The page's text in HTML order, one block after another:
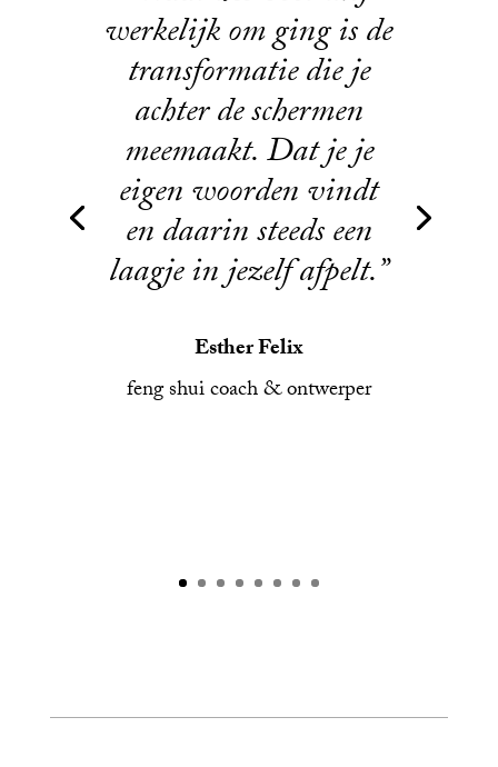
werkelijk om ging is de
transformatie die je
achter de schermen
meemaakt. Dat je je
eigen woorden vindt
en daarin steeds een
laagje in jezelf afpelt.”
Esther Felix
feng shui coach & ontwerper